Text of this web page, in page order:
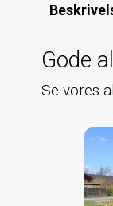
Gode
Se vores